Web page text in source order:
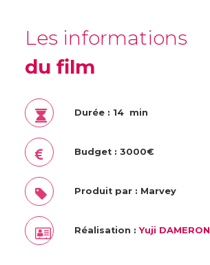
Les informations
du film
Durée : 14 min
Budget : 3000€
Produit par : Marvey
Réalisation :Yuji DAMERON